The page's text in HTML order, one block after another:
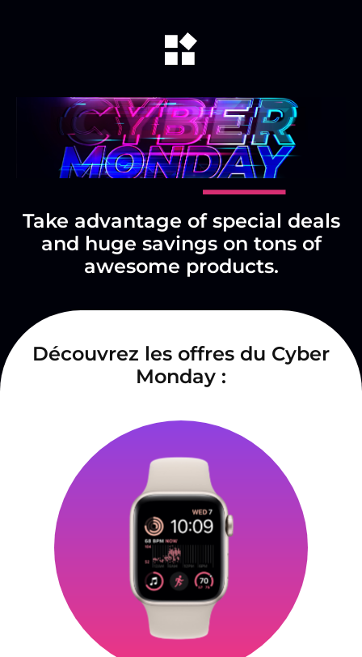
Take advantage of special deals
and huge savings on tons of
awesome products.
Découvrez les offres du Cyber
Monday :